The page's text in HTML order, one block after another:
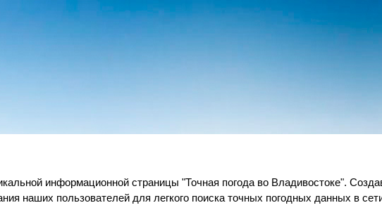
информационной страницы "Точная погода во Владивостоке".
наших пользователей для легкого поиска точных погодных данных в